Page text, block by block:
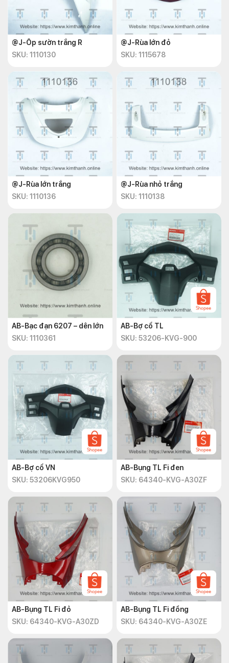
@J-Ốp sườn trắng R
SKU: 1110130
@J-Rùa lớn đỏ
SKU: 1115678
@J-Rùa lớn trắng
SKU: 1110136
@J-Rùa nhỏ trắng
SKU: 1110138
AB-Bạc đạn 6207 – dên lớn
SKU: 1110361
AB-Bợ cổ TL
SKU: 53206-KVG-900
AB-Bợ cổ VN
SKU: 53206KVG950
AB-Bụng TL Fi đen
SKU: 64340-KVG-A30ZF
AB-Bụng TL Fi đỏ
SKU: 64340-KVG-A30ZD
AB-Bụng TL Fi đồng
SKU: 64340-KVG-A30ZE